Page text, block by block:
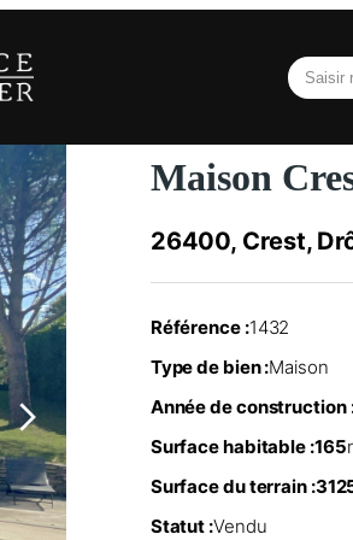
Maison
26400, Crest,
Référence :1432
Type de bien :Maison
Année de construction
Surface habitable :165
Surface du terrain :
Statut :Vendu